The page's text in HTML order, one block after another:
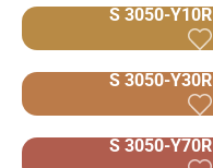
S 3050-Y10R
S 3050-Y30R
S 3050-Y70R